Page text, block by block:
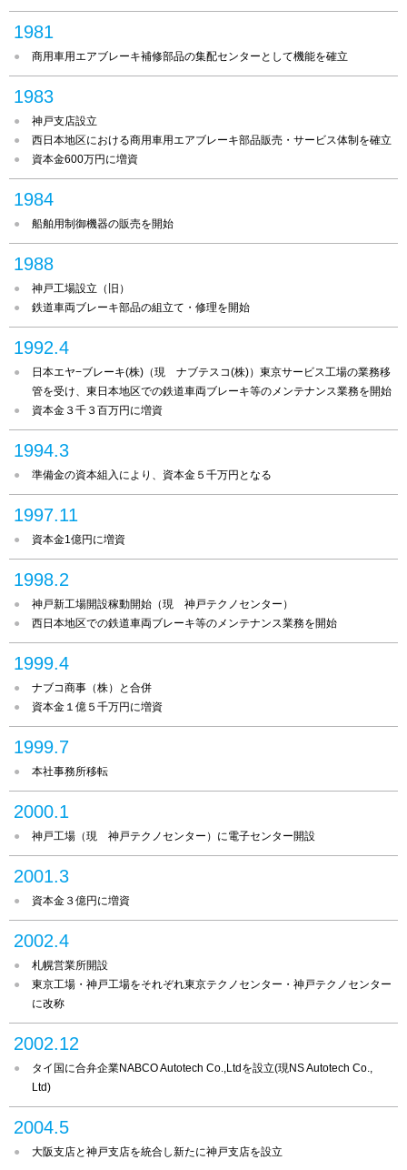
1981
商用車用エアブレーキ補修部品の集配センターとして機能を確立
1983
神戸支店設立
西日本地区における商用車用エアブレーキ部品販売・サービス体制を確立
資本金600万円に増資
1984
船舶用制御機器の販売を開始
1988
神戸工場設立（旧）
鉄道車両ブレーキ部品の組立て・修理を開始
1992.4
日本エヤ−ブレーキ(株)（現 ナブテスコ(株)）東京サービス工場の業務移
管を受け、東日本地区での鉄道車両ブレーキ等のメンテナンス業務を開始
資本金３千３百万円に増資
1994.3
準備金の資本組入により、資本金５千万円となる
1997.11
資本金1億円に増資
1998.2
神戸新工場開設稼動開始（現 神戸テクノセンター）
西日本地区での鉄道車両ブレーキ等のメンテナンス業務を開始
1999.4
ナブコ商事（株）と合併
資本金１億５千万円に増資
1999.7
本社事務所移転
2000.1
神戸工場（現 神戸テクノセンター）に電子センター開設
2001.3
資本金３億円に増資
2002.4
札幌営業所開設
東京工場・神戸工場をそれぞれ東京テクノセンター・神戸テクノセンター
に改称
2002.12
タイ国に合弁企業NABCO Autotech Co.,Ltdを設立(現NS Autotech Co.,
Ltd)
2004.5
大阪支店と神戸支店を統合し新たに神戸支店を設立